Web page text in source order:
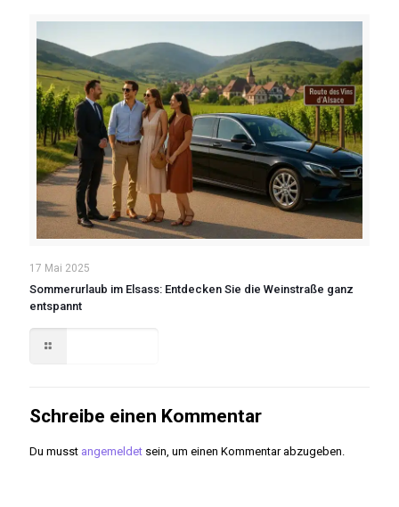
17 Mai 2025
Sommerurlaub im Elsass: Entdecken Sie die Weinstraße ganz
entspannt
Schreibe einen Kommentar
Du musst angemeldet sein, um einen Kommentar abzugeben.